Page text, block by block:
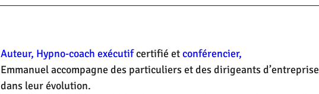
Auteur, Hypno-coach exécutif certifié et conférencier,
Emmanuel accompagne des particuliers et des dirigeants d’entreprise
dans leur évolution.